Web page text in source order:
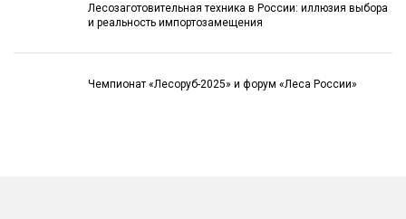
Лесозаготовительная техника в России: иллюзия выбора
и реальность импортозамещения
Чемпионат «Лесоруб-2025» и форум «Леса России»